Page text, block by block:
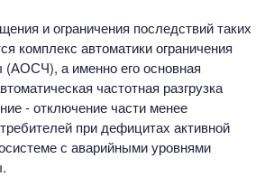
и ограничения последствий таких
комплекс автоматики ограничения
(АОСЧ), а именно его основная
частотная разгрузка
- отключение части менее
при дефицитах активной
с аварийными уровнями